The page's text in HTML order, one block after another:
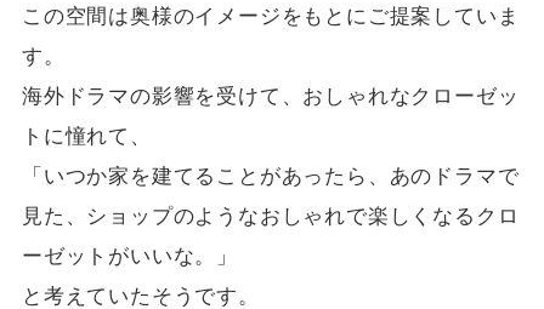
この空間は奥様のイメージをもとにご提案していま
す。
海外ドラマの影響を受けて、おしゃれなクローゼッ
トに憧れて、
「いつか家を建てることがあったら、あのドラマで
見た、ショップのようなおしゃれで楽しくなるクロ
ーゼットがいいな。」
と考えていたそうです。